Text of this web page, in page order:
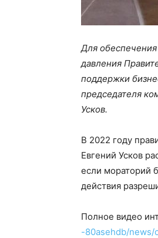
Для
давления
поддержки
председателя
Усков.
В 2022 году
Евгений Усков
если мораторий
действия
Полное видео
-80asehdb/